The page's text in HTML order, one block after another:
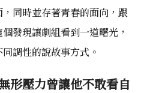
同時並存著青春的面向，跟
發現讓劇組看到一道曙光，
調性的說故事方式。
形壓力曾讓他不敢看自